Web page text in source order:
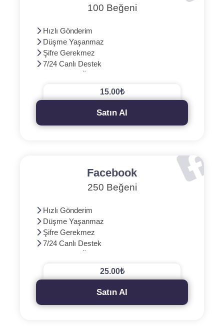
100 Beğeni
Hızlı Gönderim
Düşme Yaşanmaz
Şifre Gerekmez
7/24 Canlı Destek
15.00₺
Satın Al
Facebook
250 Beğeni
Hızlı Gönderim
Düşme Yaşanmaz
Şifre Gerekmez
7/24 Canlı Destek
25.00₺
Satın Al